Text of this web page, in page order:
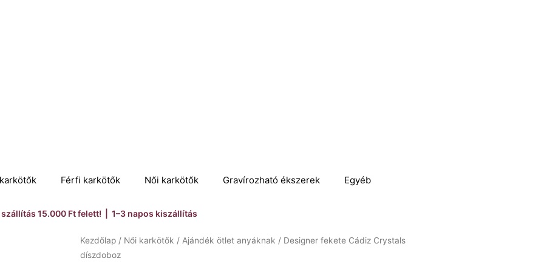
Férfi karkötők Női karkötők Gravírozható ékszerek Egyéb
szállítás 15.000 Ft felett! | 1–3 napos kiszállítás
Kezdőlap / Női karkötők / Ajándék ötlet anyáknak / Designer fekete Cádiz Crystals
díszdoboz